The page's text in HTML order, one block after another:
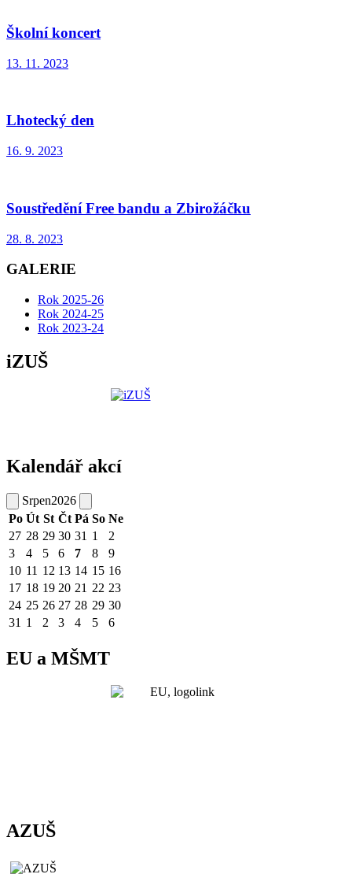
Školní koncert
13. 11. 2023
Lhotecký den
16. 9. 2023
Soustředění Free bandu a Zbirožáčku
28. 8. 2023
GALERIE
Rok 2025-26
Rok 2024-25
Rok 2023-24
iZUŠ
Kalendář akcí
Srpen2026
Po Út St Čt Pá So Ne
27 28 29 30 31 1
2
3
4 5 6 7 8
9
10 11 12 13 14 15 16
17 18 19 20 21 22 23
24 25 26 27 28 29 30
31 1 2 3 4 5 6
EU a MŠMT
AZUŠ